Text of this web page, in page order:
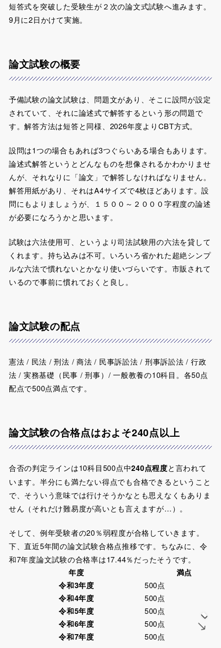
短答式を突破した受験生が２次の論文式試験へ進みます。
9月に2日かけて実施。
論文試験の概要
予備試験の論文試験は、問題文があり、そこに設問が設定
されていて、それに論述式で解答するという形の問題で
す。解答方法は短答と同様、2026年度よりCBT方式。
設問は1つの場合もあれば3つぐらいある場合もあります。
論述式解答というとどんなものを想像されるかわかりませ
んが、それなりに「論文」で解答しなければなりません。
解答用紙があり、それはA4サイズで4枚ほどあります。設
問にもよりましょうが、１５００～２０００字程度の論述
が必要になろうかと思います。
試験は六法使用可、というより司法試験用の六法を貸して
くれます。持ち込みは不可。いろいろ省かれた超絶シンプ
ルな六法で慣れないとかなり使いづらいです。市販されて
いるので事前に慣れておくと良し。
論文試験の配点
憲法 / 民法 / 刑法 / 商法 / 民事訴訟法 / 刑事訴訟法 / 行政
法 / 実務基礎（民事 / 刑事）/ 一般教養の10科目。各50点
配点で500点満点です。
論文試験の合格点はおよそ240点以上
合否の判定ラインは10科目500点中240点程度と言われて
います。半分にも満たない得点でも合格できるということ
で、そういう意味では行けそうかなとも思えなくもありま
せん（それだけ難易度が高いとも言えますが…）。
そして、例年受験者の20％弱程度が合格 していきます。
下、直近5年間の論文試験合格点推移です。ちなみに、令
和7年度論文試験の合格率は17.44％だったそうです。
年度
満点
令和3年度
500点
令和4年度 500点
令和5年度 500点
令和6年度 500点
令和7年度 500点
→